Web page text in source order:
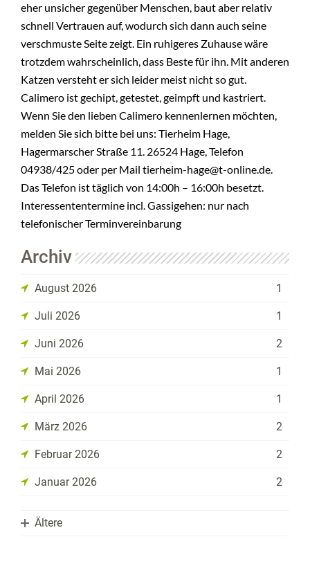
eher unsicher gegenüber Menschen, baut aber relativ
schnell Vertrauen auf, wodurch sich dann auch seine
verschmuste Seite zeigt. Ein ruhigeres Zuhause wäre
trotzdem wahrscheinlich, dass Beste für ihn. Mit anderen
Katzen versteht er sich leider meist nicht so gut.
Calimero ist gechipt, getestet, geimpft und kastriert.
Wenn Sie den lieben Calimero kennenlernen möchten,
melden Sie sich bitte bei uns: Tierheim Hage,
Hagermarscher Straße 11. 26524 Hage, Telefon
04938/425 oder per Mail tierheim-hage@t-online.de.
Das Telefon ist täglich von 14:00h – 16:00h besetzt.
Interessententermine incl. Gassigehen: nur nach
telefonischer Terminvereinbarung
Archiv
August 2026 1
Juli 2026 1
Juni 2026 2
Mai 2026 1
April 2026 1
März 2026 2
Februar 2026 2
Januar 2026 2
Ältere